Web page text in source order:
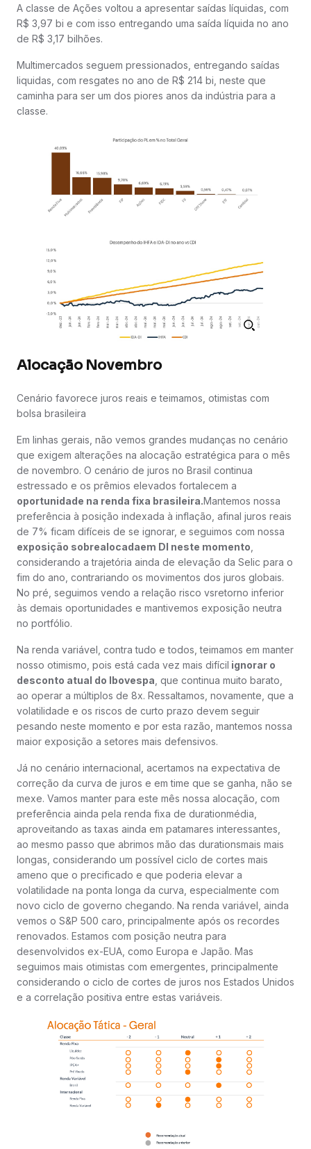
A classe de Ações voltou a apresentar saídas líquidas, com
R$ 3,97 bi e com isso entregando uma saída líquida no ano
de R$ 3,17 bilhões.
Multimercados seguem pressionados, entregando saídas
liquidas, com resgates no ano de R$ 214 bi, neste que
caminha para ser um dos piores anos da indústria para a
classe.
Alocação Novembro
Cenário favorece juros reais e teimamos, otimistas com
bolsa brasileira
Em linhas gerais, não vemos grandes mudanças no cenário
que exigem alterações na alocação estratégica para o mês
de novembro. O cenário de juros no Brasil continua
estressado e os prêmios elevados fortalecem a
oportunidade na renda fixa brasileira.Mantemos nossa
preferência à posição indexada à inflação, afinal juros reais
de 7% ficam difíceis de se ignorar, e seguimos com nossa
exposição sobrealocadaem DI neste momento
considerando a trajetória ainda de elevação da Selic para o
fim do ano, contrariando os movimentos dos juros globais.
No pré, seguimos vendo a relação risco vsretorno inferior
às demais oportunidades e mantivemos exposição neutra
no portfólio.
Na renda variável, contra tudo e todos, teimamos em manter
nosso otimismo, pois está cada vez mais difícil ignorar o
desconto atual do Ibovespa , que continua muito barato,
ao operar a múltiplos de 8x. Ressaltamos, novamente, que a
volatilidade e os riscos de curto prazo devem seguir
pesando neste momento e por esta razão, mantemos nossa
maior exposição a setores mais defensivos.
Já no cenário internacional, acertamos na expectativa de
correção da curva de juros e em time que se ganha, não se
mexe. Vamos manter para este mês nossa alocação, com
preferência ainda pela renda fixa de durationmédia,
aproveitando as taxas ainda em patamares interessantes,
ao mesmo passo que abrimos mão das durationsmais mais
longas, considerando um possível ciclo de cortes mais
ameno que o precificado e que poderia elevar a
volatilidade na ponta longa da curva, especialmente com
novo ciclo de governo chegando. Na renda variável, ainda
vemos o S&P 500 caro, principalmente após os recordes
renovados. Estamos com posição neutra para
desenvolvidos ex-EUA, como Europa e Japão. Mas
seguimos mais otimistas com emergentes, principalmente
considerando o ciclo de cortes de juros nos Estados Unidos
e a correlação positiva entre estas variáveis.